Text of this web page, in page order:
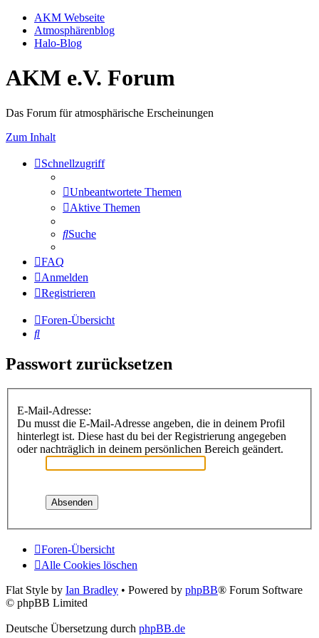
AKM Webseite
Atmosphärenblog
Halo-Blog
AKM e.V. Forum
Das Forum für atmosphärische Erscheinungen
Zum Inhalt
Schnellzugriff
Unbeantwortete Themen
Aktive Themen
Suche
FAQ
Anmelden
Registrieren
Foren-Übersicht
Suche
Passwort zurücksetzen
E-Mail-Adresse:
Du musst die E-Mail-Adresse angeben, die in deinem Profil
hinterlegt ist. Diese hast du bei der Registrierung angegeben
oder nachträglich in deinem persönlichen Bereich geändert.
Foren-Übersicht
Alle Cookies löschen
Flat Style by Ian Bradley • Powered by phpBB® Forum Software
© phpBB Limited
Deutsche Übersetzung durch phpBB.de